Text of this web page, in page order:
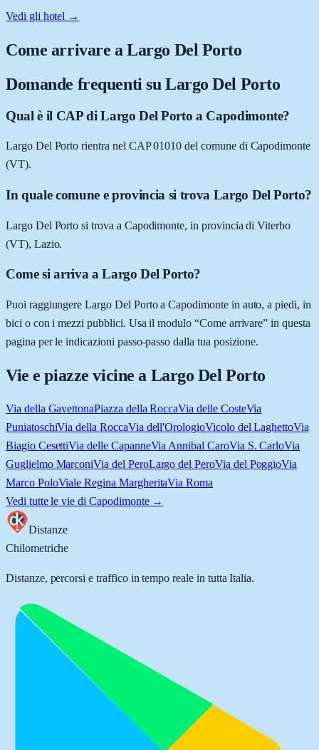
Vedi gli hotel →
Come arrivare aLargo Del Porto
Domande frequenti su Largo Del Porto
Qual è il CAP di Largo Del Porto a Capodimonte?
Largo Del Porto rientra nel CAP 01010 del comune di Capodimonte
(VT).
In quale comune e provincia si trova Largo Del Porto?
Largo Del Porto si trova a Capodimonte, in provincia di Viterbo
(VT), Lazio.
Come si arriva a Largo Del Porto?
Puoi raggiungere Largo Del Porto a Capodimonte in auto, a piedi, in
bici o con i mezzi pubblici. Usa il modulo “Come arrivare” in questa
pagina per le indicazioni passo-passo dalla tua posizione.
Vie e piazze vicine a Largo Del Porto
Via della GavettonaPiazza della RoccaVia delle CosteVia
PuniatoschiVia della RoccaVia dell'OrologioVicolo del LaghettoVia
Biagio CesettiVia delle CapanneVia Annibal CaroVia S. CarloVia
Guglielmo MarconiVia del PeroLargo del PeroVia del PoggioVia
Marco PoloViale Regina MargheritaVia Roma
Vedi tutte le vie di Capodimonte→
Distanze
Chilometriche
Distanze, percorsi e traffico in tempo reale in tutta Italia.